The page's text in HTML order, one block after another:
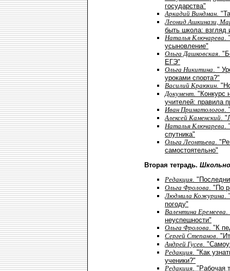
государства"
Аркадий Виндман.
Леонид Ашкинази,
быть школа: взгляд
Наталья Ключарева.
усыновление"
Ольга Дашковская.
ЕГЭ"
Ольга Никитина. "
уроками спорта?"
Василий Краюхин.
Документ. "Конкурс
учителей: правила
Иван Приматологов.
Алексей Каменский.
Наталья Ключарева.
спутника"
Ольга Леонтьева.
самостоятельно"
Вторая тетрадь.
Редакция .
Ольга Фролова . "По
Людмила Кожурина
погоду"
Валентина Еремеева
неуспешности"
Ольга Фролова . "К
Сергей Степанов .
Андрей Гусев .
Редакция . "Как
ученики?"
Редакция . "Рабочая